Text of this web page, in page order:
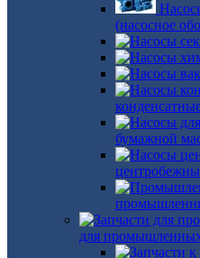
(насосное
бумажной
для